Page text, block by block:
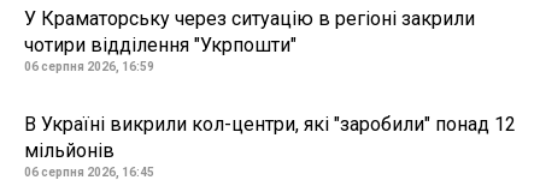
У Краматорську через ситуацію в регіоні закрили
чотири відділення "Укрпошти"
06 серпня 2026, 16:59
В Україні викрили кол-центри, які "заробили" понад 12
мільйонів
06 серпня 2026, 16:45